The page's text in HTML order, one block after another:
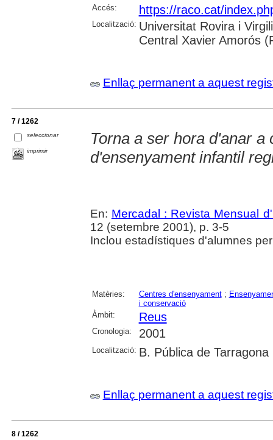
Accés: https://raco.cat/
Localització: Universitat Rovira i
Central Xavier Amorós
Enllaç permanent a aquest
7 / 1262
seleccionar
imprimir
Torna a ser hora d'anar
d'ensenyament infantil
En: Mercadal : Revista Mensual
12 (setembre 2001), p. 3-5
Inclou estadístiques d'alumnes
Matèries: Centres d'ensenyament;
i conservació
Àmbit:
Reus
Cronologia: 2001
Localització: B. Pública de Tarragona
Enllaç permanent a aquest
8 / 1262